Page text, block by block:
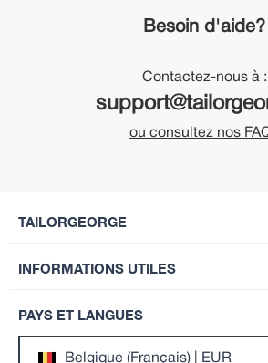
Besoin d'aide?
Contactez-nous à :
ou consultez nos
TAILORGEORGE
INFORMATIONS UTILES
PAYS ET LANGUES
Belgique (Français) | EUR